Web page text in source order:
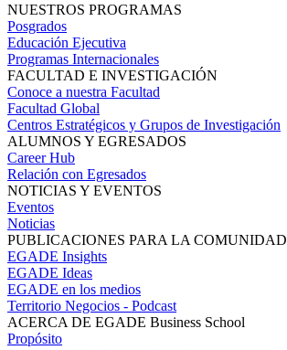
NUESTROS PROGRAMAS
Posgrados
Educación Ejecutiva
Programas Internacionales
FACULTAD E INVESTIGACIÓN
Conoce a nuestra Facultad
Facultad Global
Centros Estratégicos y Grupos de Investigación
ALUMNOS Y EGRESADOS
Career Hub
Relación con Egresados
NOTICIAS Y EVENTOS
Eventos
Noticias
PUBLICACIONES PARA LA COMUNIDAD
EGADE Insights
EGADE Ideas
EGADE en los medios
Territorio Negocios - Podcast
ACERCA DE EGADE Business School
Propósito